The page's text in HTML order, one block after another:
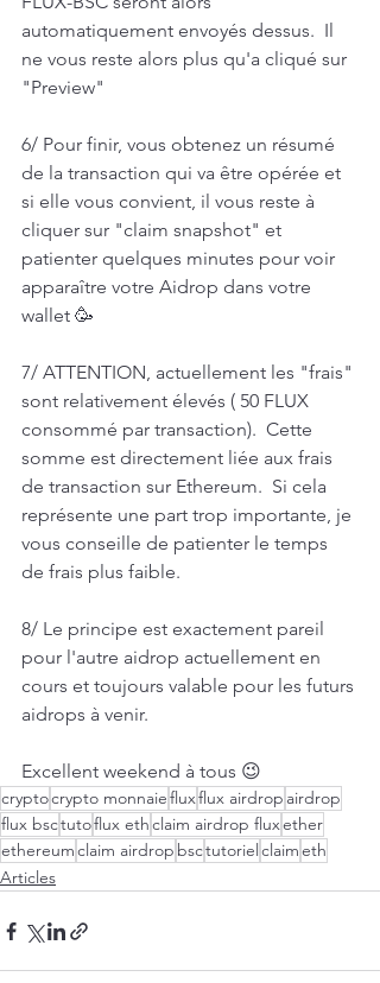
automatiquement envoyés dessus.  Il
ne vous reste alors plus qu'a cliqué sur
"Preview"
6/ Pour finir, vous obtenez un résumé
de la transaction qui va être opérée et
si elle vous convient, il vous reste à
cliquer sur "claim snapshot" et
patienter quelques minutes pour voir
apparaître votre Aidrop dans votre
wallet 🥳
7/ ATTENTION, actuellement les "frais"
sont relativement élevés ( 50 FLUX
consommé par transaction).  Cette
somme est directement liée aux frais
de transaction sur Ethereum.  Si cela
représente une part trop importante, je
vous conseille de patienter le temps
de frais plus faible.
8/ Le principe est exactement pareil
pour l'autre aidrop actuellement en
cours et toujours valable pour les futurs
aidrops à venir.
Excellent weekend à tous 😉
cryptocrypto monnaiefluxflux airdrop airdrop
flux bsctutoflux ethclaim airdrop fluxether
ethereumclaim airdrop bsctutorielclaimeth
Articles